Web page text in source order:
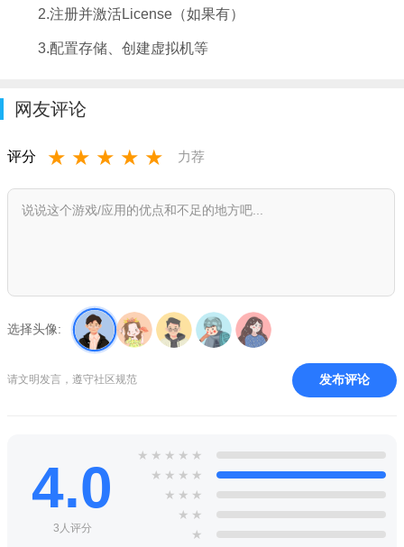
2.注册并激活License（如果有）
3.配置存储、创建虚拟机等
网友评论
评分 ★ ★ ★ ★ ★ 力荐
选择头像:
请文明发言，遵守社区规范 发布评论
4.0
3人评分
★ ★ ★ ★ ★
★ ★ ★ ★
★ ★ ★
★ ★
★